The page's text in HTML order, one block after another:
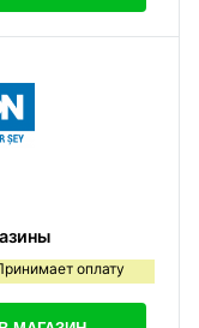
оплату